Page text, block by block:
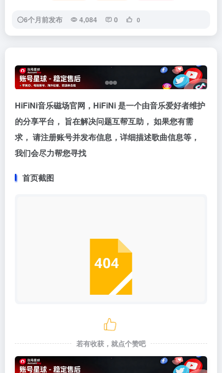
6个月前发布 4,084 0 0
HiFiNi音乐磁场官网，HiFiNi 是一个由音乐爱好者维护
的分享平台， 旨在解决问题互帮互助， 如果您有需
求， 请注册账号并发布信息，详细描述歌曲信息等，
我们会尽力帮您寻找
首页截图
若有收获，就点个赞吧